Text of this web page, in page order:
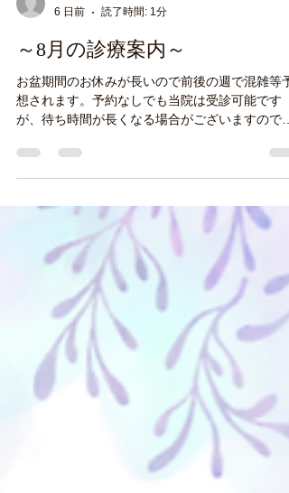
6 日前
読了時間: 1分
～8月の診療案内～
お盆期間のお休みが長いので前後の週で混雑等予
が、待ち時間が長くなる場合がございますのでお